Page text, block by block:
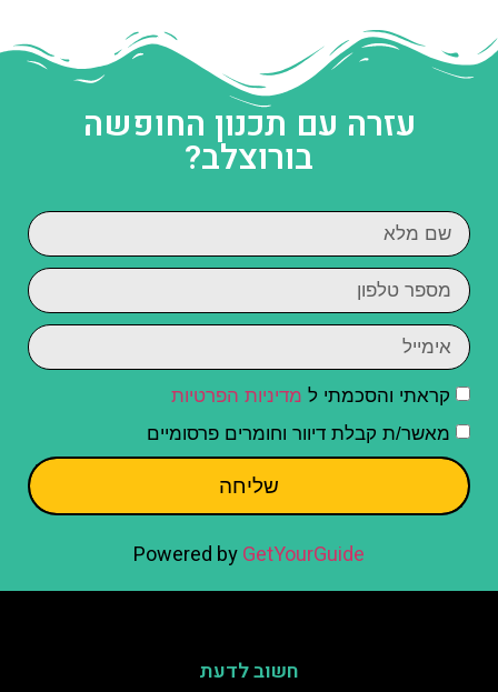
עזרה עם תכנון החופשה
בורוצלב?
קראתי והסכמתי ל מדיניות הפרטיות
מאשר/ת קבלת דיוור וחומרים פרסומיים
שליחה
Powered byGetYourGuide
חשוב לדעת